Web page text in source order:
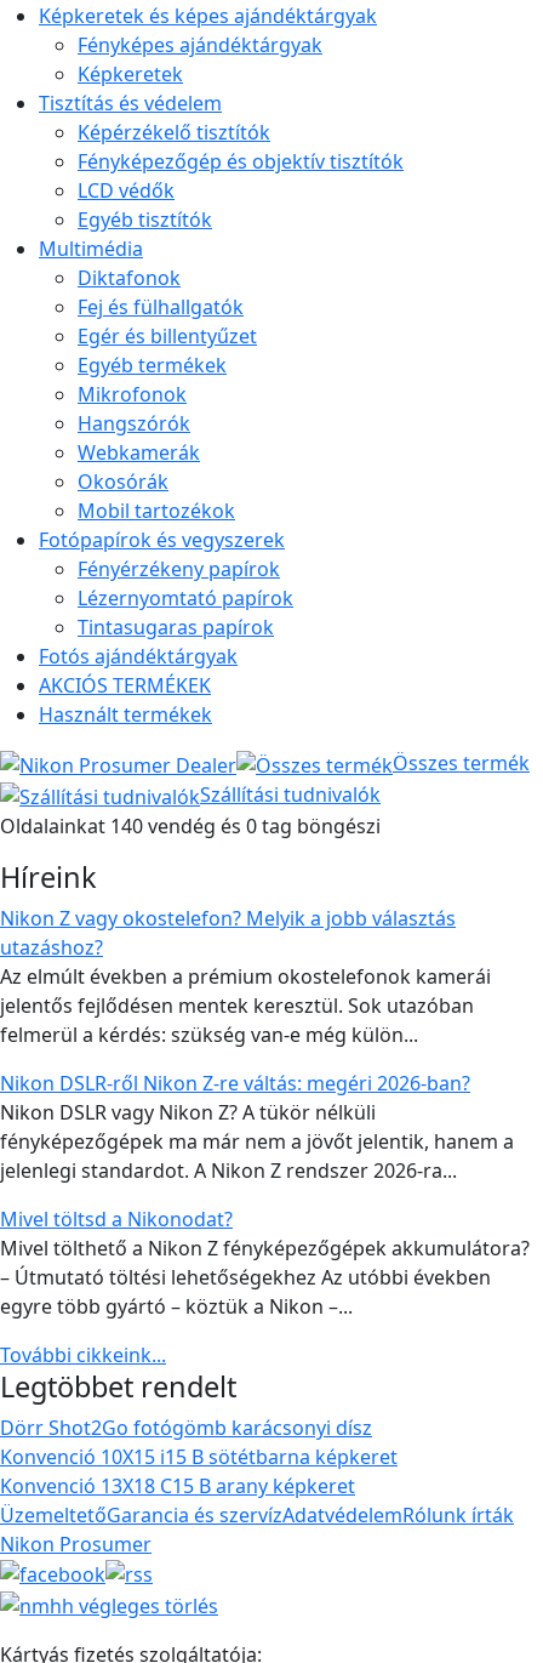
Képkeretek és képes ajándéktárgyak
Fényképes ajándéktárgyak
Képkeretek
Tisztítás és védelem
Képérzékelő tisztítók
Fényképezőgép és objektív tisztítók
LCD védők
Egyéb tisztítók
Multimédia
Diktafonok
Fej és fülhallgatók
Egér és billentyűzet
Egyéb termékek
Mikrofonok
Hangszórók
Webkamerák
Okosórák
Mobil tartozékok
Fotópapírok és vegyszerek
Fényérzékeny papírok
Lézernyomtató papírok
Tintasugaras papírok
Fotós ajándéktárgyak
AKCIÓS TERMÉKEK
Használt termékek
Összes termék
Szállítási tudnivalók
Oldalainkat 140 vendég és 0 tag böngészi
Híreink
Nikon Z vagy okostelefon? Melyik a jobb választás
utazáshoz?
Az elmúlt években a prémium okostelefonok kamerái
jelentős fejlődésen mentek keresztül. Sok utazóban
felmerül a kérdés: szükség van-e még külön...
Nikon DSLR-ről Nikon Z-re váltás: megéri 2026-ban?
Nikon DSLR vagy Nikon Z? A tükör nélküli
fényképezőgépek ma már nem a jövőt jelentik, hanem a
jelenlegi standardot. A Nikon Z rendszer 2026-ra...
Mivel töltsd a Nikonodat?
Mivel tölthető a Nikon Z fényképezőgépek akkumulátora?
– Útmutató töltési lehetőségekhez Az utóbbi években
egyre több gyártó – köztük a Nikon –...
További cikkeink...
Legtöbbet rendelt
Dörr Shot2Go fotógömb karácsonyi dísz
Konvenció 10X15 i15 B sötétbarna képkeret
Konvenció 13X18 C15 B arany képkeret
ÜzemeltetőGarancia és szervízAdatvédelemRólunk írták
Nikon Prosumer
Kártyás fizetés szolgáltatója: